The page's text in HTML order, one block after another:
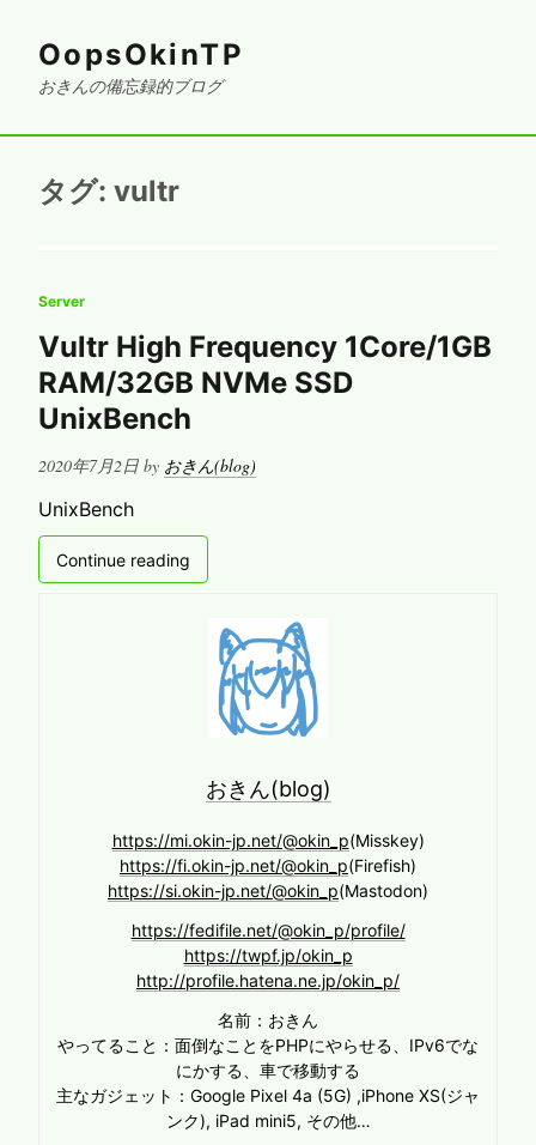
OopsOkinTP
おきんの備忘録的ブログ
タグ: vultr
Server
Vultr High Frequency 1Core/1GB
RAM/32GB NVMe SSD
UnixBench
Posted
2020年7月2日 by おきん(blog)
UnixBench
Continue reading
おきん(blog)
https://mi.okin-jp.net/@okin_p(Misskey)
https://fi.okin-jp.net/@okin_p(Firefish)
https://si.okin-jp.net/@okin_p(Mastodon)
https://fedifile.net/@okin_p/profile/
https://twpf.jp/okin_p
http://profile.hatena.ne.jp/okin_p/
名前：おきん
やってること：面倒なことをPHPにやらせる、IPv6でな
にかする、車で移動する
主なガジェット：Google Pixel 4a (5G) ,iPhone XS(ジャ
ンク), iPad mini5, その他…